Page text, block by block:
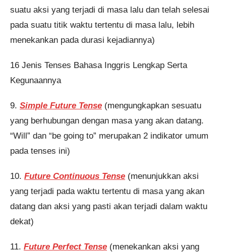
suatu aksi yang terjadi di masa lalu dan telah selesai
pada suatu titik waktu tertentu di masa lalu, lebih
menekankan pada durasi kejadiannya)
16 Jenis Tenses Bahasa Inggris Lengkap Serta
Kegunaannya
9. Simple Future Tense (mengungkapkan sesuatu
yang berhubungan dengan masa yang akan datang.
“Will” dan “be going to” merupakan 2 indikator umum
pada tenses ini)
10. Future Continuous Tense (menunjukkan aksi
yang terjadi pada waktu tertentu di masa yang akan
datang dan aksi yang pasti akan terjadi dalam waktu
dekat)
11. Future Perfect Tense (menekankan aksi yang